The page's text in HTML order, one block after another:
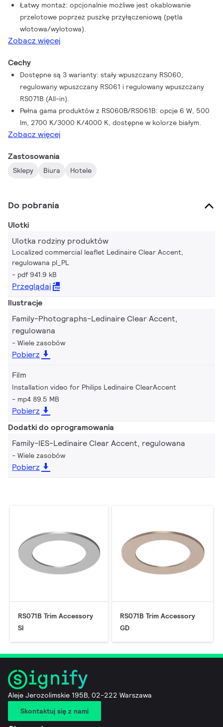
Łatwy montaż: opcjonalnie możliwe jest okablowanie
przelotowe poprzez puszkę przyłączeniową (pętla
wlotowa/wylotowa).
Zobacz więcej
Cechy
Dostępne są 3 warianty: stały wpuszczany RS060,
regulowany wpuszczany RS061 i regulowany wpuszczany
RS071B (All-in).
Pełna gama produktów z RS060B/RS061B: opcje 6 W, 500
lm, 2700 K/3000 K/4000 K, dostępne w kolorze białym.
Zobacz więcej
Zastosowania
Sklepy Biura Hotele
Do pobrania
Ulotki
Ulotka rodziny produktów
Localized commercial leaflet Ledinaire Clear Accent,
regulowana pl_PL
pdf 941.9 kB
Przeglądaj
Ilustracje
Family-Photographs-Ledinaire Clear Accent,
regulowana
Wiele zasobów
Pobierz
Film
Installation video for Philips Ledinaire ClearAccent
mp4 89.5 MB
Pobierz
Dodatki do oprogramowania
Family-IES-Ledinaire Clear Accent, regulowana
Wiele zasobów
Pobierz
RS071B Trim Accessory
SI
RS071B Trim Accessory
GD
Aleje Jerozolimskie 195B, 02-222 Warszawa
Skontaktuj się z nami